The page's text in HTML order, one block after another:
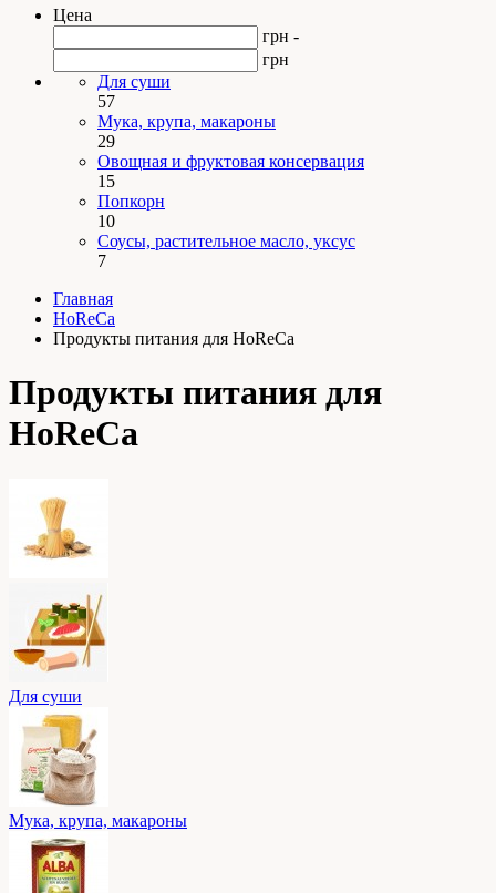
Цена
грн -
грн
Для суши
57
Мука, крупа, макароны
29
Овощная и фруктовая консервация
15
Попкорн
10
Соусы, растительное масло, уксус
7
Главная
HoReCa
Продукты питания для HoReCa
Продукты питания для
HoReCa
Для суши
Мука, крупа, макароны